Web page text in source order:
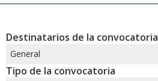
Destinatarios de la convocatoria
General
Tipo de la convocatoria